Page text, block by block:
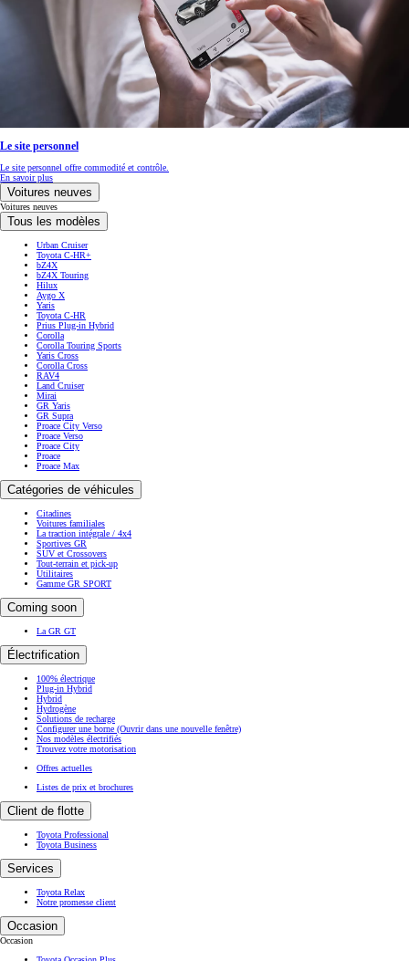
Le site personnel
Le site personnel offre commodité et contrôle.
En savoir plus
Voitures neuves
Voitures neuves
Tous les modèles
Urban Cruiser
Toyota C-HR+
bZ4X
bZ4X Touring
Hilux
Aygo X
Yaris
Toyota C-HR
Prius Plug-in Hybrid
Corolla
Corolla Touring Sports
Yaris Cross
Corolla Cross
RAV4
Land Cruiser
Mirai
GR Yaris
GR Supra
Proace City Verso
Proace Verso
Proace City
Proace
Proace Max
Catégories de véhicules
Citadines
Voitures familiales
La traction intégrale / 4x4
Sportives GR
SUV et Crossovers
Tout-terrain et pick-up
Utilitaires
Gamme GR SPORT
Coming soon
La GR GT
Électrification
100% électrique
Plug-in Hybrid
Hybrid
Hydrogène
Solutions de recharge
Configurer une borne (Ouvrir dans une nouvelle fenêtre)
Nos modèles électrifiés
Trouvez votre motorisation
Offres actuelles
Listes de prix et brochures
Client de flotte
Toyota Professional
Toyota Business
Services
Toyota Relax
Notre promesse client
Occasion
Occasion